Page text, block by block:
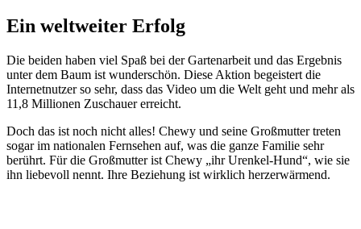
Ein weltweiter Erfolg
Die beiden haben viel Spaß bei der Gartenarbeit und das Ergebnis
unter dem Baum ist wunderschön. Diese Aktion begeistert die
Internetnutzer so sehr, dass das Video um die Welt geht und mehr als
11,8 Millionen Zuschauer erreicht.
Doch das ist noch nicht alles! Chewy und seine Großmutter treten
sogar im nationalen Fernsehen auf, was die ganze Familie sehr
berührt. Für die Großmutter ist Chewy „ihr Urenkel-Hund“, wie sie
ihn liebevoll nennt. Ihre Beziehung ist wirklich herzerwärmend.